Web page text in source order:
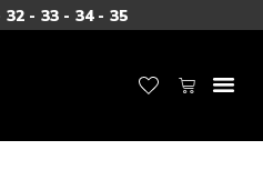
- 33 - 34 - 35